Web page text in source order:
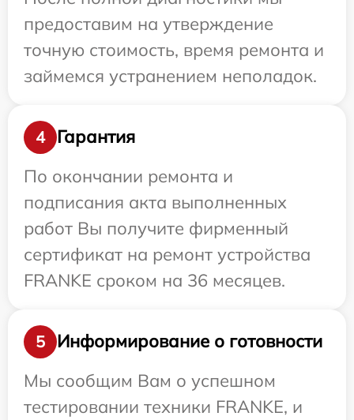
предоставим на утверждение
точную стоимость, время ремонта и
займемся устранением неполадок.
4
Гарантия
По окончании ремонта и
подписания акта выполненных
работ Вы получите фирменный
сертификат на ремонт устройства
FRANKE сроком на 36 месяцев.
5
Информирование о готовности
Мы сообщим Вам о успешном
тестировании техники FRANKE, и